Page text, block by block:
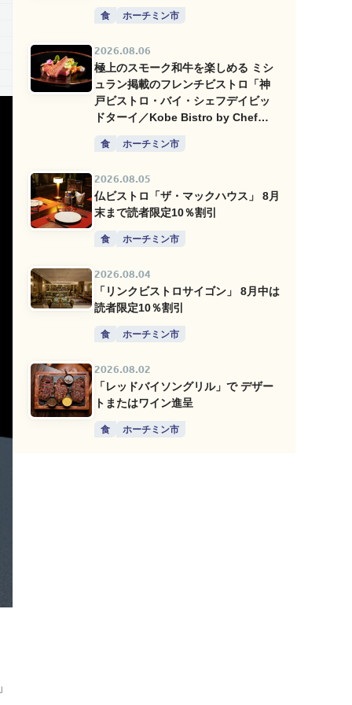
食 ホーチミン市
2026.08.06
極上のスモーク和牛を楽しめる ミシ
ュラン掲載のフレンチビストロ「神
戸ビストロ・バイ・シェフデイビッ
ドターイ／Kobe Bistro by Chef
食 ホーチミン市
2026.08.05
仏ビストロ「ザ・マックハウス」 8月
末まで読者限定10％割引
食 ホーチミン市
2026.08.04
「リンクビストロサイゴン」 8月中は
読者限定10％割引
食 ホーチミン市
2026.08.02
「レッドバイソングリル」で デザー
トまたはワイン進呈
食 ホーチミン市